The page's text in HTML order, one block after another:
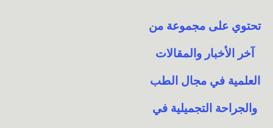
تحتوي على مجموعة من
آخر الأخبار والمقالات
العلمية في مجال الطب
والجراحة التجميلية في